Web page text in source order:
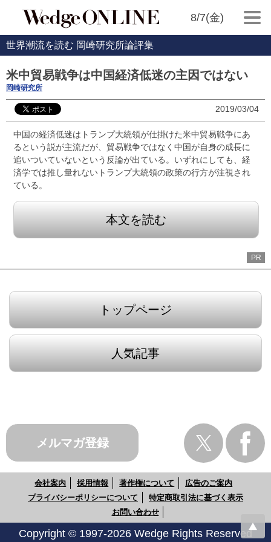
8/7(金)
世界潮流を読む 岡崎研究所論評集
米中貿易戦争は中国経済低迷の主因ではない
岡崎研究所
2019/03/04
中国の経済低迷はトランプ大統領が仕掛けた米中貿易戦争にあ
るという説が主流だが、貿易戦争ではなく中国が自身の成長に
追いついていないという反論が出ている。いずれにしても、経
済学では推し量れないトランプ大統領の政策の行方が注視され
ている。
本文を読む
PR
トップページ
人気記事
メルマガ登録
会社案内 採用情報 著作権について
広告のご案内
プライバシーポリシーについて
特定商取引法に基づく表示
お問い合わせ
Copyright © 1997-2026 Wedge Rights Reserved